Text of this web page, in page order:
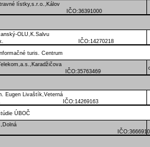
lístky,s.r.o.,Kálov
IČO:36391000
OLU,K.Salvu
IČO:14270218
turis. Centrum
IČO:35763469
Eugen Livaštík,Veterná
IČO:14269163
ÚBOČ